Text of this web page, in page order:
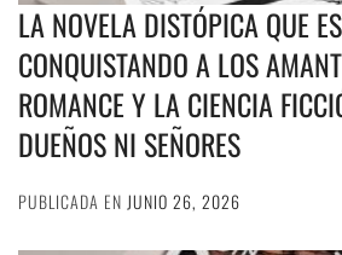
LA NOVELA DISTÓPICA QUE
CONQUISTANDO A LOS
ROMANCE Y LA CIENCIA
DUEÑOS NI SEÑORES
PUBLICADA EN JUNIO 26, 2026